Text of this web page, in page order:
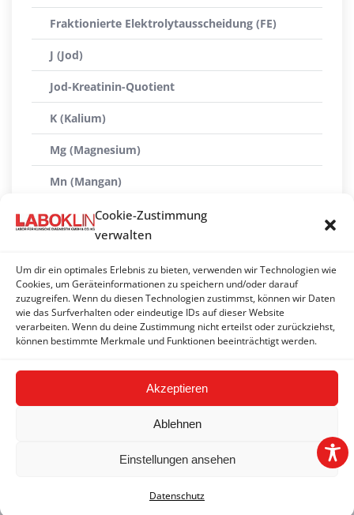
Cookie-Zustimmung
verwalten
Um dir ein optimales Erlebnis zu bieten, verwenden wir Technologien wie
Cookies, um Geräteinformationen zu speichern und/oder darauf
zuzugreifen. Wenn du diesen Technologien zustimmst, können wir Daten
wie das Surfverhalten oder eindeutige IDs auf dieser Website
verarbeiten. Wenn du deine Zustimmung nicht erteilst oder zurückziehst,
können bestimmte Merkmale und Funktionen beeinträchtigt werden.
Akzeptieren
Ablehnen
Einstellungen ansehen
Datenschutz
Fraktionierte Elektrolytausscheidung (FE)
J (Jod)
Jod-Kreatinin-Quotient
K (Kalium)
Mg (Magnesium)
Mn (Mangan)
Mo (Molybdän)
Na (Natrium)
PO4 (Phosphat anorganisch)
Se (Selen)
Zn (Zink)
Datenschutz